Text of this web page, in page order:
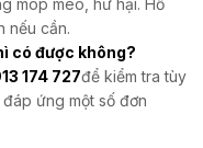
nếu cần.
có được không?
174 727để kiểm tra tùy
ứng một số đơn